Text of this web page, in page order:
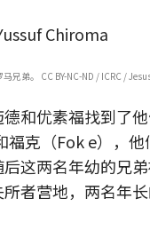
兄弟。 CC BY-NC-ND / ICRC /
和优素福找到了
福克（Fok e），
这两名年幼的兄
者营地，两名年